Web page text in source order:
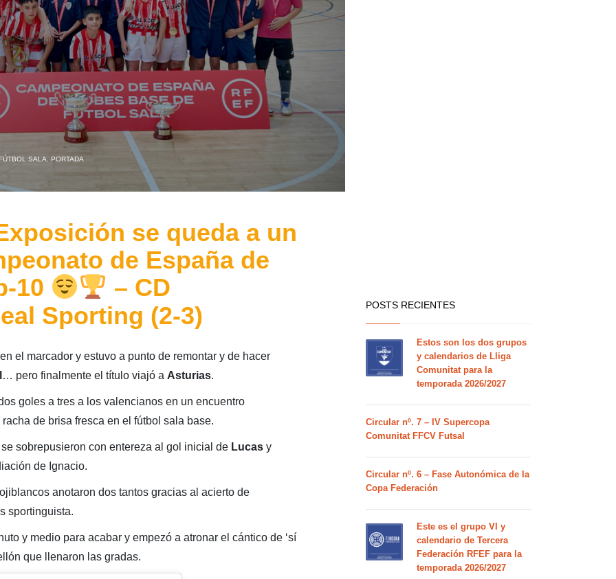
SALA, PORTADA
se queda a un
de España de
10
– CD
Sporting (2-3)
el marcador y estuvo a punto de remontar y de hacer
… pero finalmente el título viajó a Asturias.
goles a tres a los valencianos en un encuentro
de brisa fresca en el fútbol sala base.
sobrepusieron con entereza al gol inicial de Lucasy
de Ignacio.
anotaron dos tantos gracias al acierto de
sportinguista.
y medio para acabar y empezó a atronar el cántico de ‘sí
que llenaron las gradas.
POSTS RECIENTES
Estos son los dos grupos
y calendarios de Lliga
Comunitat para la
temporada 2026/2027
Circular nº. 7 – IV Supercopa
Comunitat FFCV Futsal
Circular nº. 6 – Fase Autonómica de la
Copa Federación
Este es el grupo VI y
calendario de Tercera
Federación RFEF para la
temporada 2026/2027